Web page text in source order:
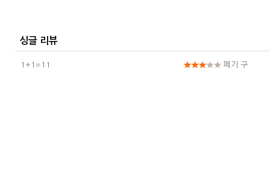
싱글 리뷰
1+1=11 페기 구